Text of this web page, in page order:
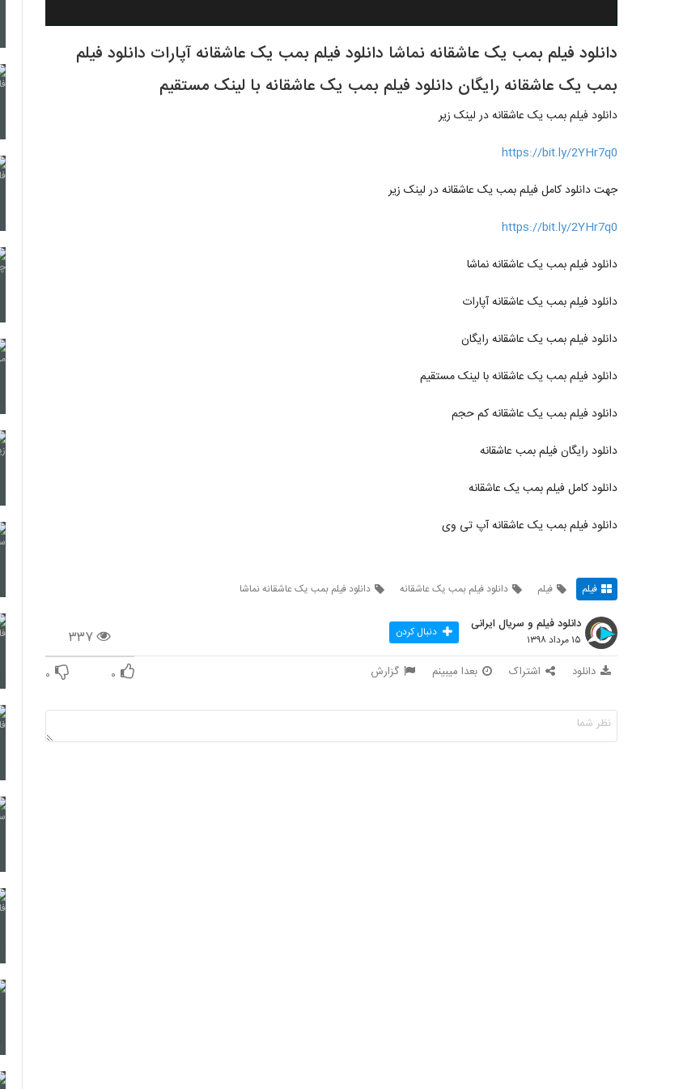
دانلود فیلم بمب یک عاشقانه نماشا دانلود فیلم بمب یک عاشقانه آپارات دانلود فیلم
بمب یک عاشقانه رایگان دانلود فیلم بمب یک عاشقانه با لینک مستقیم
دانلود فیلم بمب یک عاشقانه در لینک زیر
https://bit.ly/2YHr7q0
جهت دانلود کامل فیلم بمب یک عاشقانه در لینک زیر
https://bit.ly/2YHr7q0
دانلود فیلم بمب یک عاشقانه نماشا
دانلود فیلم بمب یک عاشقانه آپارات
دانلود فیلم بمب یک عاشقانه رایگان
دانلود فیلم بمب یک عاشقانه با لینک مستقیم
دانلود فیلم بمب یک عاشقانه کم حجم
دانلود رایگان فیلم بمب عاشقانه
دانلود کامل فیلم بمب یک عاشقانه
دانلود فیلم بمب یک عاشقانه آپ تی وی
فیلم فیلم دانلود فیلم بمب یک عاشقانه دانلود فیلم بمب یک عاشقانه نماشا
۳۳۷
دانلود فیلم و سریال ایرانی
۱۵ مرداد ۱۳۹۸ دنبال کردن
دانلود اشتراک بعدا میبینم گزارش ۰ ۰